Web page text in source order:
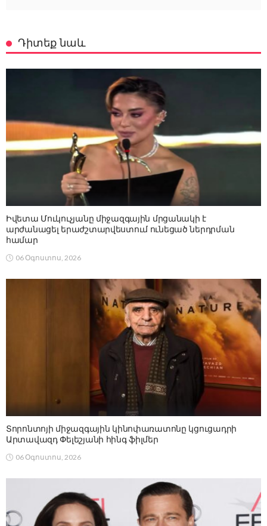
Դիտեք նաև
Իվետա Մուկուչյանը միջազգային մրցանակի է
արժանացել երաժշտարվեստում ունեցած ներդրման
համար
06 Օգոստոս, 2026
Տորոնտոյի միջազգային կինոփառատոնը կցուցադրի
Արտավազդ Փելեշյանի հինգ ֆիլմեր
06 Օգոստոս, 2026